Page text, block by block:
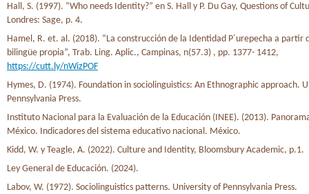
Hall, S. (1997). “Who needs Identity?” en S. Hall y P. Du Gay, Questions of
Londres: Sage, p. 4.
Hamel, R. et. al. (2018). “La construcción de la Identidad P´urepecha a partir
bilingüe propia”, Trab. Ling. Aplic., Campinas, n(57.3) , pp. 1377- 1412,
https://cutt.ly/nWizPOF
Hymes, D. (1974). Foundation in sociolinguistics: An Ethnographic approach.
Pennsylvania Press.
Instituto Nacional para la Evaluación de la Educación (INEE). (2013).
México. Indicadores del sistema educativo nacional. México.
Kidd, W. y Teagle, A. (2022). Culture and Identity, Bloomsbury Academic, p.1.
Ley General de Educación. (2024).
Labov, W. (1972). Sociolinguistics patterns. University of Pennsylvania Press.